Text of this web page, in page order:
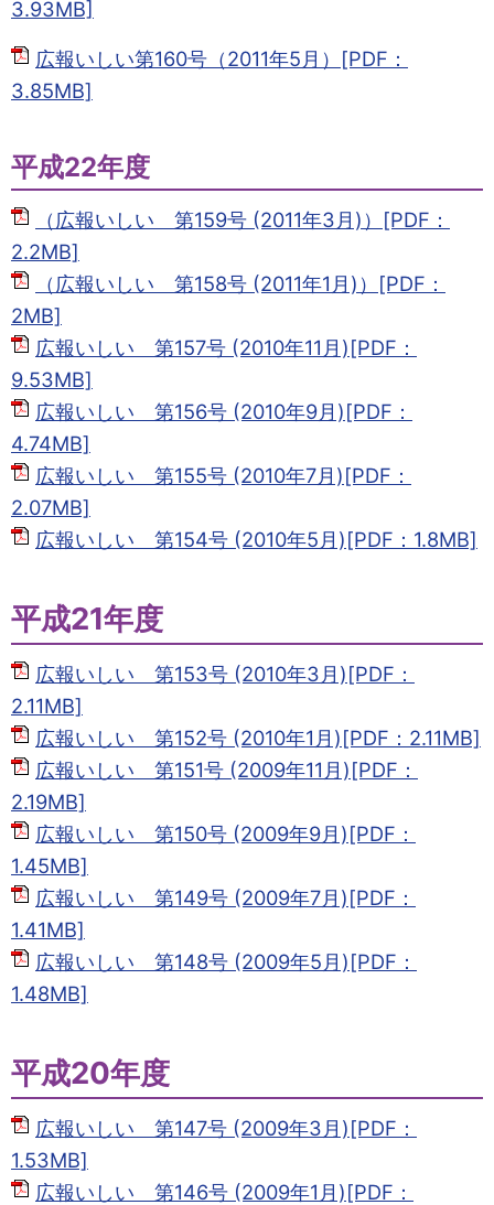
3.93MB]
広報いしい第160号（2011年5月）[PDF：
3.85MB]
平成22年度
（広報いしい 第159号 (2011年3月)）[PDF：
2.2MB]
（広報いしい 第158号 (2011年1月)）[PDF：
2MB]
広報いしい 第157号 (2010年11月)[PDF：
9.53MB]
広報いしい 第156号 (2010年9月)[PDF：
4.74MB]
広報いしい 第155号 (2010年7月)[PDF：
2.07MB]
広報いしい 第154号 (2010年5月)[PDF：1.8MB]
平成21年度
広報いしい 第153号 (2010年3月)[PDF：
2.11MB]
広報いしい 第152号 (2010年1月)[PDF：2.11MB]
広報いしい 第151号 (2009年11月)[PDF：
2.19MB]
広報いしい 第150号 (2009年9月)[PDF：
1.45MB]
広報いしい 第149号 (2009年7月)[PDF：
1.41MB]
広報いしい 第148号 (2009年5月)[PDF：
1.48MB]
平成20年度
広報いしい 第147号 (2009年3月)[PDF：
1.53MB]
広報いしい 第146号 (2009年1月)[PDF：